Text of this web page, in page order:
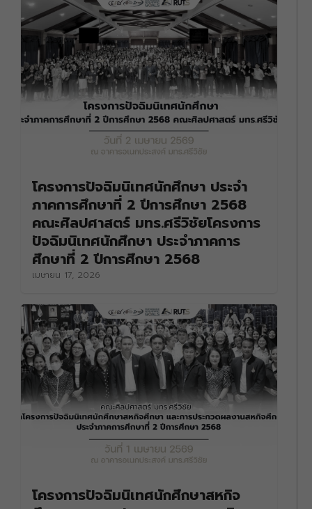
โครงการปัจฉิมนิเทศนักศึกษา ประจำ
ภาคการศึกษาที่ 2 ปีการศึกษา 2568
คณะศิลปศาสตร์ มทร.ศรีวิชัยโครงการ
ปัจฉิมนิเทศนักศึกษา ประจำภาคการ
ศึกษาที่ 2 ปีการศึกษา 2568
เมษายน 17, 2026
โครงการปัจฉิมนิเทศนักศึกษาสหกิจ